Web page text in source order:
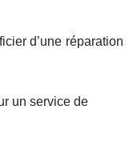
d’une réparation
un service de